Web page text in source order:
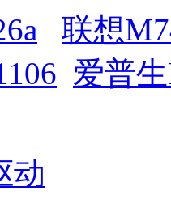
联想
爱普
动